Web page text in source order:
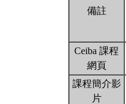
備註
Ceiba 課程
網頁
課程簡介影
片